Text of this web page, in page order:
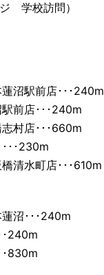
学校訪問）
沼駅前店･･･240m
前店･･･240m
村店･･･660m
･･230m
清水町店･･･610m
沼･･･240m
･240m
･830m